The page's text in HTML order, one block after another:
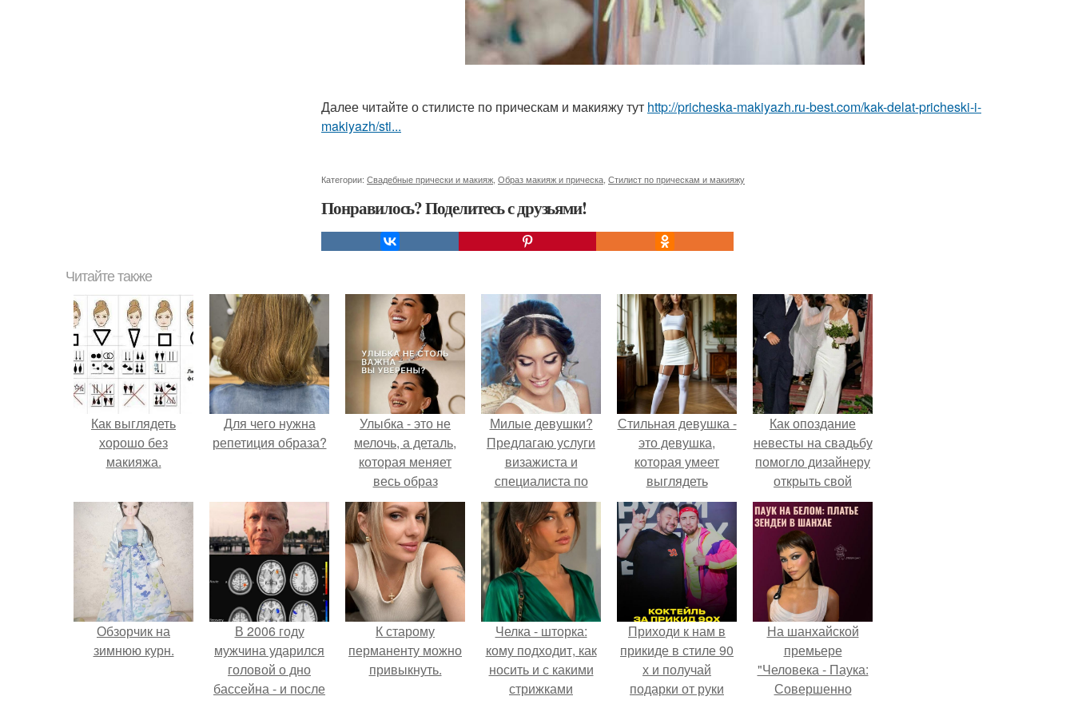
Далее читайте о стилисте по прическам и макияжу тут http://pricheska-makiyazh.ru-best.com/kak-delat-pricheski-i-
makiyazh/sti...
Категории: Свадебные прически и макияж Образ макияж и прическа Стилист по прическам и макияжу
Понравилось? Поделитесь с друзьями!
Читайте также
Как выглядеть
хорошо без
макияжа.
Для чего нужна
репетиция образа?
Улыбка - это не
мелочь, а деталь,
которая меняет
весь образ
человека.
Милые девушки?
Предлагаю услуги
визажиста и
специалиста по
оформлению
прически образ и
желание
обговаривается!
Стильная девушка -
это девушка,
которая умеет
выглядеть
привлекательно и
элегантно в любои
ситуации.
Как опоздание
невесты на свадьбу
помогло дизайнеру
открыть свой
бренд.
Обзорчик на
зимнюю курн.
В 2006 году
мужчина ударился
головой о дно
бассейна - и после
К старому
перманенту можно
привыкнуть.
Челка - шторка:
кому подходит, как
носить и с какими
стрижками
Приходи к нам в
прикиде в стиле 90
х и получай
подарки от руки
На шанхайской
премьере
"Человека - Паука:
Совершенно